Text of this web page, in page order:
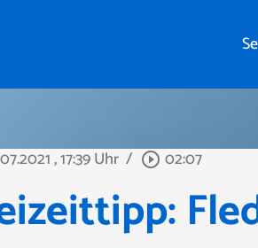
, 17:39 Uhr / play_circle_outline 02:07